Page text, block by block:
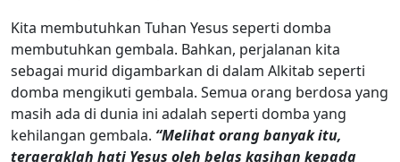
Kita membutuhkan Tuhan Yesus seperti domba
membutuhkan gembala. Bahkan, perjalanan kita
sebagai murid digambarkan di dalam Alkitab seperti
domba mengikuti gembala. Semua orang berdosa yang
masih ada di dunia ini adalah seperti domba yang
kehilangan gembala. “Melihat orang banyak itu,
tergeraklah hati Yesus oleh belas kasihan kepada